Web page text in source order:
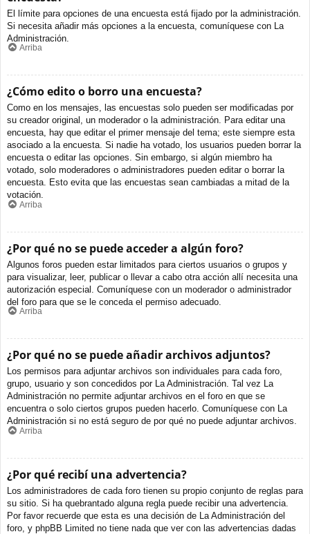
El límite para opciones de una encuesta está fijado por la administración.
Si necesita añadir más opciones a la encuesta, comuníquese con La
Administración.
Arriba
¿Cómo edito o borro una encuesta?
Como en los mensajes, las encuestas solo pueden ser modificadas por
su creador original, un moderador o la administración. Para editar una
encuesta, hay que editar el primer mensaje del tema; este siempre esta
asociado a la encuesta. Si nadie ha votado, los usuarios pueden borrar la
encuesta o editar las opciones. Sin embargo, si algún miembro ha
votado, solo moderadores o administradores pueden editar o borrar la
encuesta. Esto evita que las encuestas sean cambiadas a mitad de la
votación.
Arriba
¿Por qué no se puede acceder a algún foro?
Algunos foros pueden estar limitados para ciertos usuarios o grupos y
para visualizar, leer, publicar o llevar a cabo otra acción allí necesita una
autorización especial. Comuníquese con un moderador o administrador
del foro para que se le conceda el permiso adecuado.
Arriba
¿Por qué no se puede añadir archivos adjuntos?
Los permisos para adjuntar archivos son individuales para cada foro,
grupo, usuario y son concedidos por La Administración. Tal vez La
Administración no permite adjuntar archivos en el foro en que se
encuentra o solo ciertos grupos pueden hacerlo. Comuníquese con La
Administración si no está seguro de por qué no puede adjuntar archivos.
Arriba
¿Por qué recibí una advertencia?
Los administradores de cada foro tienen su propio conjunto de reglas para
su sitio. Si ha quebrantado alguna regla puede recibir una advertencia.
Por favor recuerde que esta es una decisión de La Administración del
foro, y phpBB Limited no tiene nada que ver con las advertencias dadas